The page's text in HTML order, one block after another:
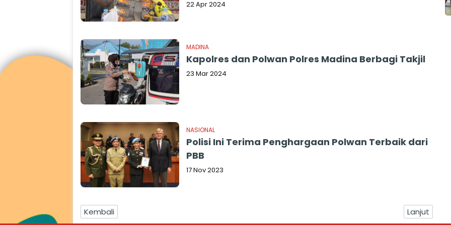
22 Apr 2024
MADINA
Kapolres dan Polwan Polres Madina Berbagi Takjil
23 Mar 2024
NASIONAL
Polisi Ini Terima Penghargaan Polwan Terbaik dari
PBB
17 Nov 2023
Kembali Lanjut